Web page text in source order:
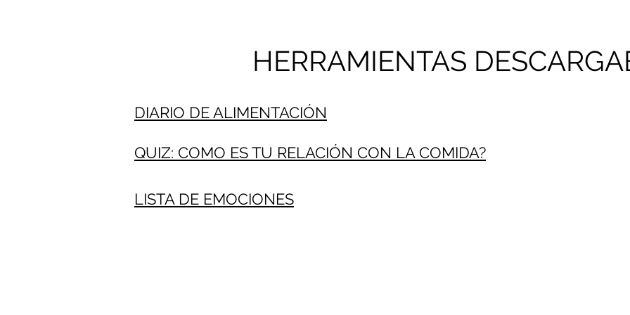
HERRAMIENTAS
DIARIO DE ALIMENTACIÓN
QUIZ: COMO ES TU RELACIÓN CON LA COMIDA?
LISTA DE EMOCIONES